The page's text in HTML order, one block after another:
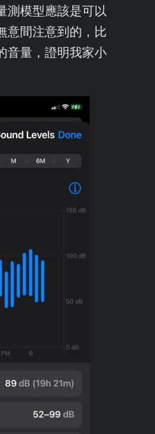
測模型應該是可以
意間注意到的，比
音量，證明我家小